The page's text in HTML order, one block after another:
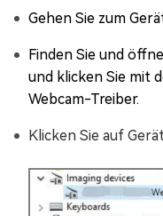
Gehen Sie zum
Finden Sie und
und klicken Sie mit
Webcam-Treiber.
Klicken Sie auf